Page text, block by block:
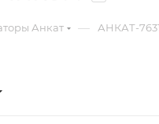
Анкат — АНКАТ-